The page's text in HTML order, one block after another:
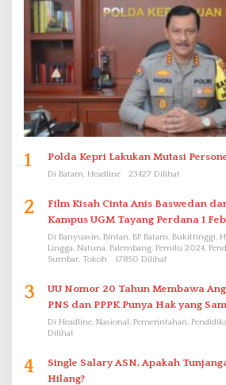
1 Polda Kepri Lakukan Mutasi
Di Batam, Headline 23427 Dilihat
2
Film Kisah Cinta Anis Baswedan
Kampus UGM Tayang Perdana 1
Di Banyuasin, Bintan, BP Batam, Bukittinggi,
Lingga, Natuna, Palembang, Pemilu 2024,
Sumbar, Tokoh
17850 Dilihat
3
UU Nomor 20 Tahun Membawa
PNS dan PPPK Punya Hak yang
Di Headline, Nasional, Pemerintahan,
Dilihat
4
Single Salary ASN, Apakah
Hilang?